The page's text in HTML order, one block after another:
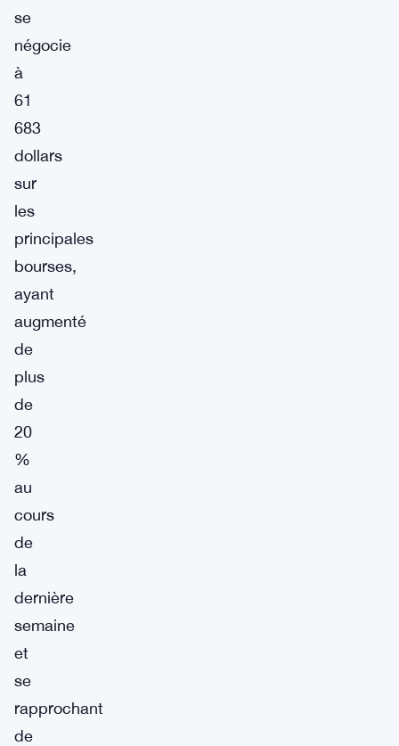
se
négocie
à
61
683
dollars
sur
les
principales
bourses,
ayant
augmenté
de
plus
de
20
%
au
cours
de
la
dernière
semaine
et
se
rapprochant
de